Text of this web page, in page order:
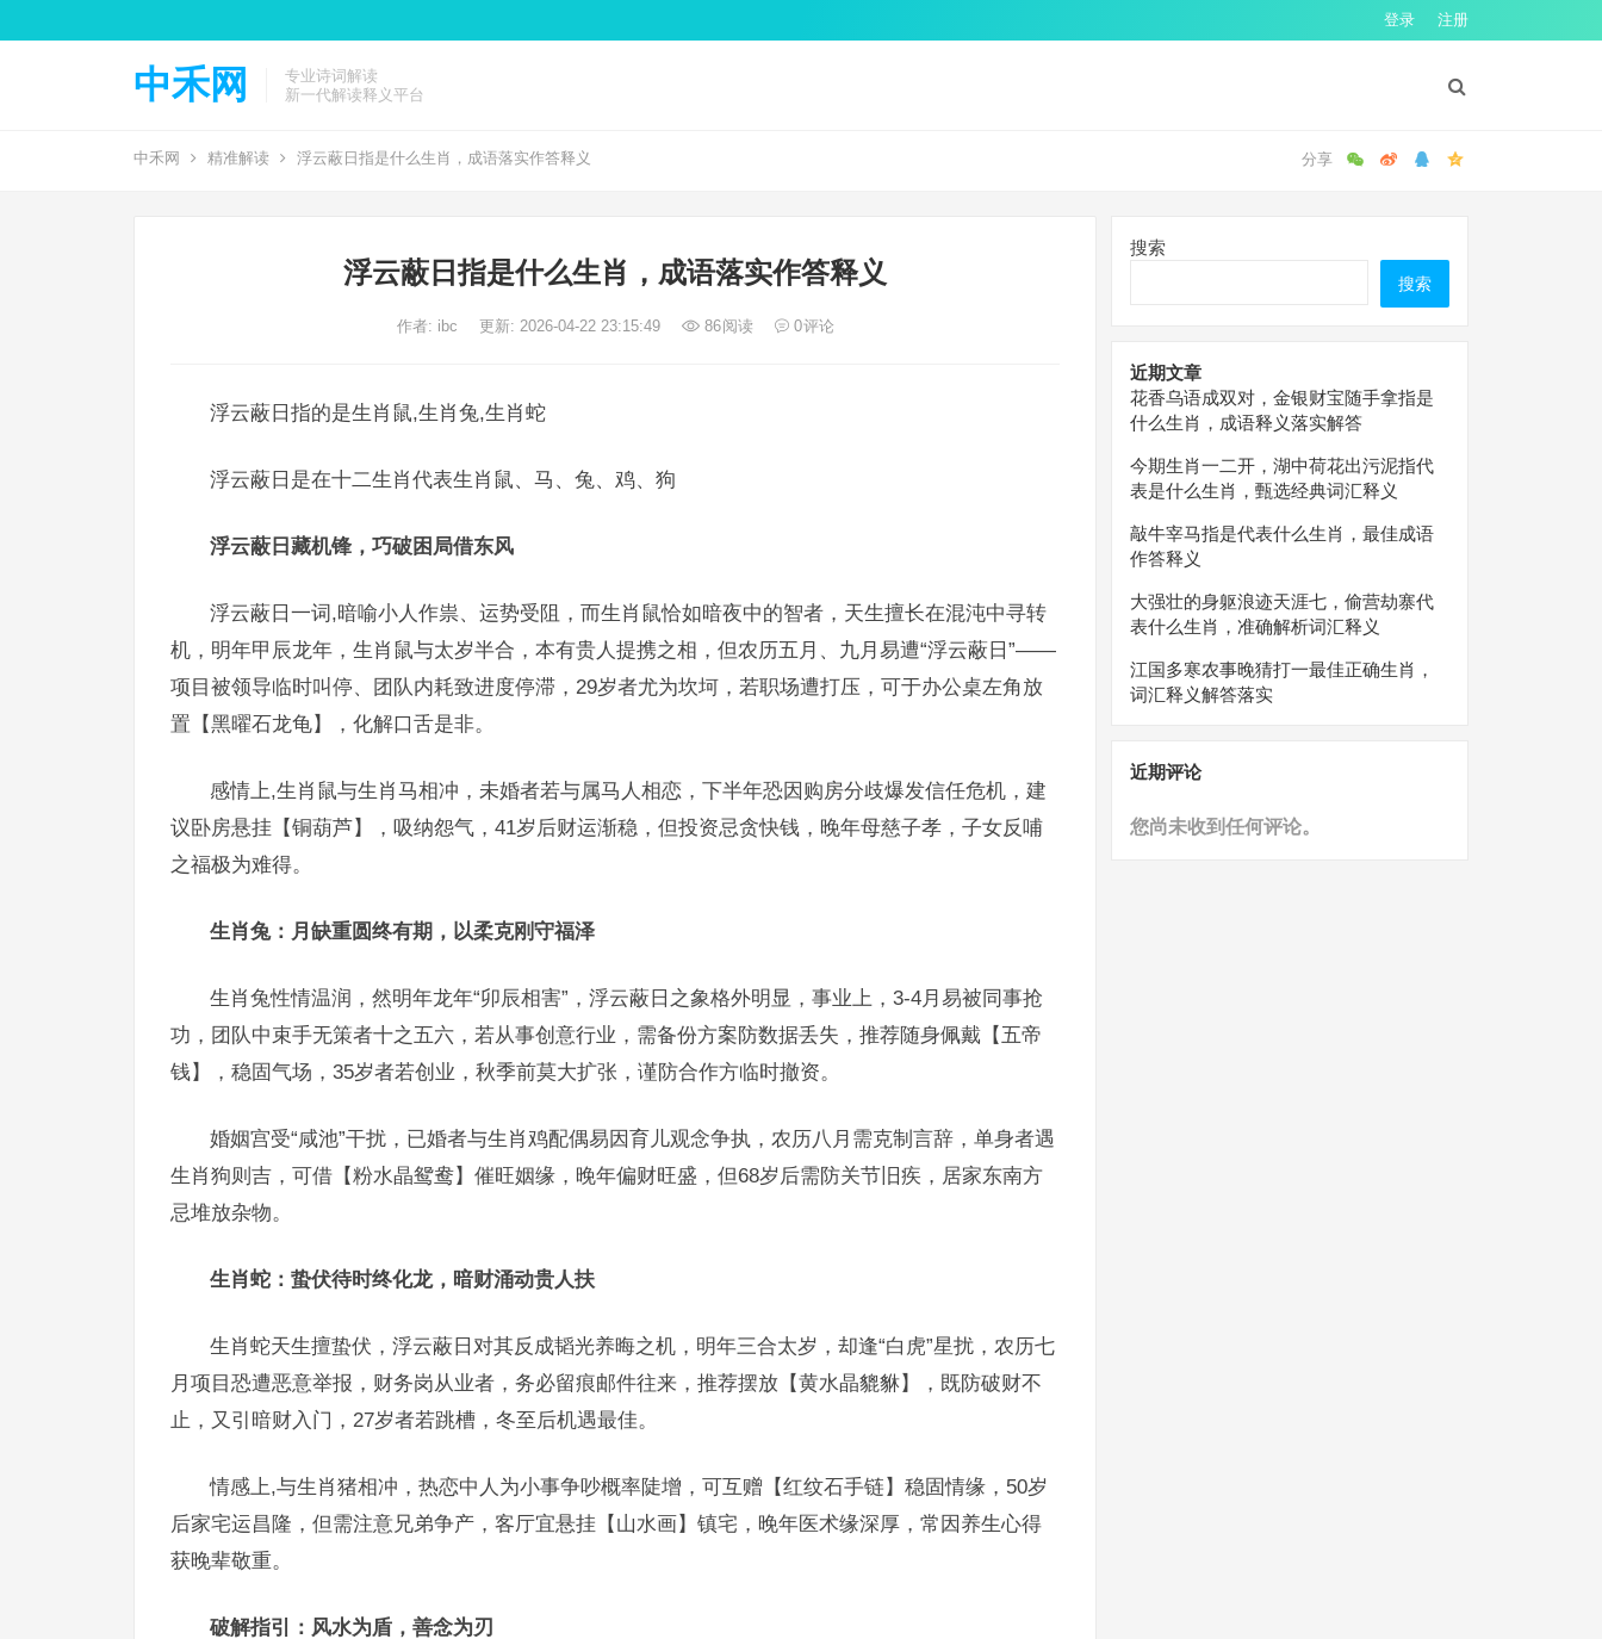
登录 注册
中禾网
专业诗词解读
新一代解读释义平台
中禾网 精准解读 浮云蔽日指是什么生肖，成语落实作答释义
浮云蔽日指是什么生肖，成语落实作答释义
作者: ibc 更新: 2026-04-22 23:15:49 86阅读 0评论
浮云蔽日指的是生肖鼠,生肖兔,生肖蛇
浮云蔽日是在十二生肖代表生肖鼠、马、兔、鸡、狗
浮云蔽日藏机锋，巧破困局借东风
浮云蔽日一词,暗喻小人作祟、运势受阻，而生肖鼠恰如暗夜中的智者，天生擅长在混沌中寻转
机，明年甲辰龙年，生肖鼠与太岁半合，本有贵人提携之相，但农历五月、九月易遭“浮云蔽日”——
项目被领导临时叫停、团队内耗致进度停滞，29岁者尤为坎坷，若职场遭打压，可于办公桌左角放
置【黑曜石龙龟】，化解口舌是非。
感情上,生肖鼠与生肖马相冲，未婚者若与属马人相恋，下半年恐因购房分歧爆发信任危机，建
议卧房悬挂【铜葫芦】，吸纳怨气，41岁后财运渐稳，但投资忌贪快钱，晚年母慈子孝，子女反哺
之福极为难得。
生肖兔：月缺重圆终有期，以柔克刚守福泽
生肖兔性情温润，然明年龙年“卯辰相害”，浮云蔽日之象格外明显，事业上，3-4月易被同事抢
功，团队中束手无策者十之五六，若从事创意行业，需备份方案防数据丢失，推荐随身佩戴【五帝
钱】，稳固气场，35岁者若创业，秋季前莫大扩张，谨防合作方临时撤资。
婚姻宫受“咸池”干扰，已婚者与生肖鸡配偶易因育儿观念争执，农历八月需克制言辞，单身者遇
生肖狗则吉，可借【粉水晶鸳鸯】催旺姻缘，晚年偏财旺盛，但68岁后需防关节旧疾，居家东南方
忌堆放杂物。
生肖蛇：蛰伏待时终化龙，暗财涌动贵人扶
生肖蛇天生擅蛰伏，浮云蔽日对其反成韬光养晦之机，明年三合太岁，却逢“白虎”星扰，农历七
月项目恐遭恶意举报，财务岗从业者，务必留痕邮件往来，推荐摆放【黄水晶貔貅】，既防破财不
止，又引暗财入门，27岁者若跳槽，冬至后机遇最佳。
情感上,与生肖猪相冲，热恋中人为小事争吵概率陡增，可互赠【红纹石手链】稳固情缘，50岁
后家宅运昌隆，但需注意兄弟争产，客厅宜悬挂【山水画】镇宅，晚年医术缘深厚，常因养生心得
获晚辈敬重。
破解指引：风水为盾，善念为刃
搜索
搜索
近期文章
花香乌语成双对，金银财宝随手拿指是
什么生肖，成语释义落实解答
今期生肖一二开，湖中荷花出污泥指代
表是什么生肖，甄选经典词汇释义
敲牛宰马指是代表什么生肖，最佳成语
作答释义
大强壮的身躯浪迹天涯七，偷营劫寨代
表什么生肖，准确解析词汇释义
江国多寒农事晚猜打一最佳正确生肖，
词汇释义解答落实
近期评论
您尚未收到任何评论。